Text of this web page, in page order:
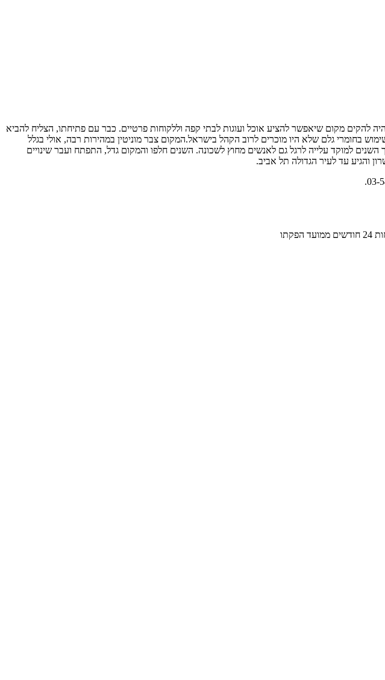
ונירה קולודני.הרעיון היה להקים מקום שיאפשר להציע אוכל ועוגות לבתי קפה וללקוחות פרטיים. כבר עם פתיחתו, הצליח להביא
בחומרי גלם שלא היו מוכרים לרוב הקהל בישראל.המקום צבר מוניטין במהירות רבה, אולי בגלל
למוקד עלייה לרגל גם לאנשים מחוץ לשכונה. השנים חלפו והמקום גדל, התפתח ועבר שינויים
והגיע עד לעיר הגדולה תל אביב.